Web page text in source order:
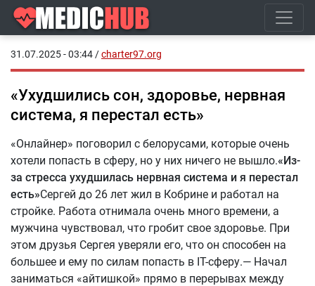
31.07.2025 - 03:44 /charter97.org
«Ухудшились сон, здоровье, нервная
система, я перестал есть»
«Онлайнер» поговорил с белорусами, которые очень
хотели попасть в сферу, но у них ничего не вышло.«Из-
за стресса ухудшилась нервная система и я перестал
есть»Сергей до 26 лет жил в Кобрине и работал на
стройке. Работа отнимала очень много времени, а
мужчина чувствовал, что гробит свое здоровье. При
этом друзья Сергея уверяли его, что он способен на
большее и ему по силам попасть в IT-сферу.— Начал
заниматься «айтишкой» прямо в перерывах между